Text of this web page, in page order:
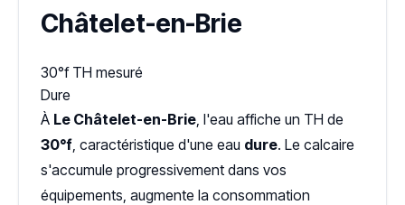
Châtelet-en-Brie
30°f TH mesuré
Dure
À Le Châtelet-en-Brie, l'eau affiche un TH de
30°f, caractéristique d'une eau dure. Le calcaire
s'accumule progressivement dans vos
équipements, augmente la consommation